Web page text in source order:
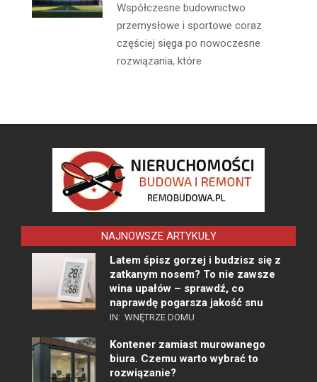
Współczesne budownictwo
przemysłowe i sportowe coraz
częściej sięga po nowoczesne
rozwiązania, które
NAJNOWSZE ARTYKUŁY
Latem śpisz gorzej i budzisz się z
zatkanym nosem? To nie zawsze
wina upałów – sprawdź, co
naprawdę pogarsza jakość snu
IN: WNĘTRZE DOMU
Kontener zamiast murowanego
biura. Czemu warto wybrać to
rozwiązanie?